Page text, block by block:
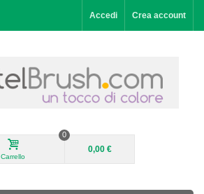
Accedi Crea account
Carrello
0
0,00 €